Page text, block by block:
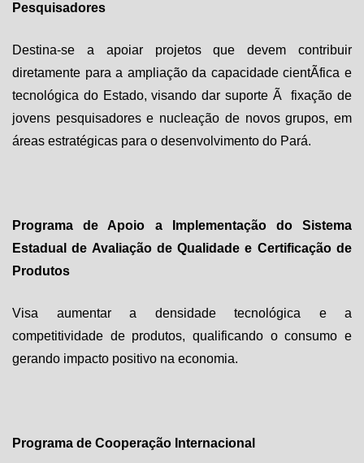
Pesquisadores
Destina-se a apoiar projetos que devem contribuir
diretamente para a ampliação da capacidade cientÃ­fica e
tecnológica do Estado, visando dar suporte Ã fixação de
jovens pesquisadores e nucleação de novos grupos, em
áreas estratégicas para o desenvolvimento do Pará.
Programa de Apoio a Implementação do Sistema
Estadual de Avaliação de Qualidade e Certificação de
Produtos
Visa aumentar a densidade tecnológica e a
competitividade de produtos, qualificando o consumo e
gerando impacto positivo na economia.
Programa de Cooperação Internacional